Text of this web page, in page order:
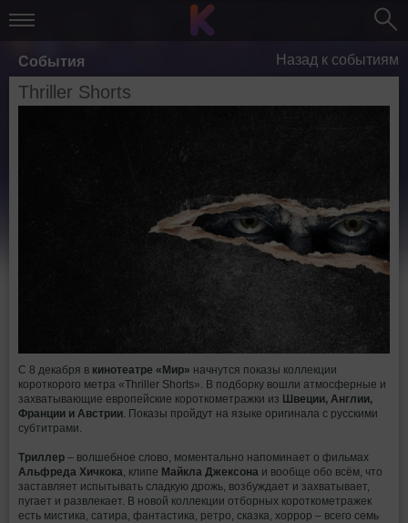
События Назад к событиям
Thriller Shorts
С 8 декабря в кинотеатре «Мир» начнутся показы коллекции
короткорого метра «Thriller Shorts». В подборку вошли атмосферные и
захватывающие европейские короткометражки из Швеции, Англии,
Франции и Австрии. Показы пройдут на языке оригинала с русскими
субтитрами.
Триллер – волшебное слово, моментально напоминает о фильмах
Альфреда Хичкока, клипе Майкла Джексона и вообще обо всём, что
заставляет испытывать сладкую дрожь, возбуждает и захватывает,
пугает и развлекает. В новой коллекции отборных короткометражек
есть мистика, сатира, фантастика, ретро, сказка, хоррор – всего семь